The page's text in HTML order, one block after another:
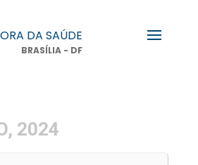
DA SAÚDE
BRASÍLIA - DF
2024